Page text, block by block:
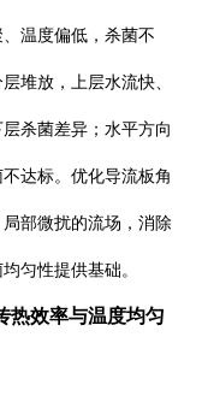
温度偏低，杀菌不
堆放，上层水流快、
杀菌差异；水平方向
达标。优化导流板角
部微扰的流场，消除
匀性提供基础。
热效率与温度均匀